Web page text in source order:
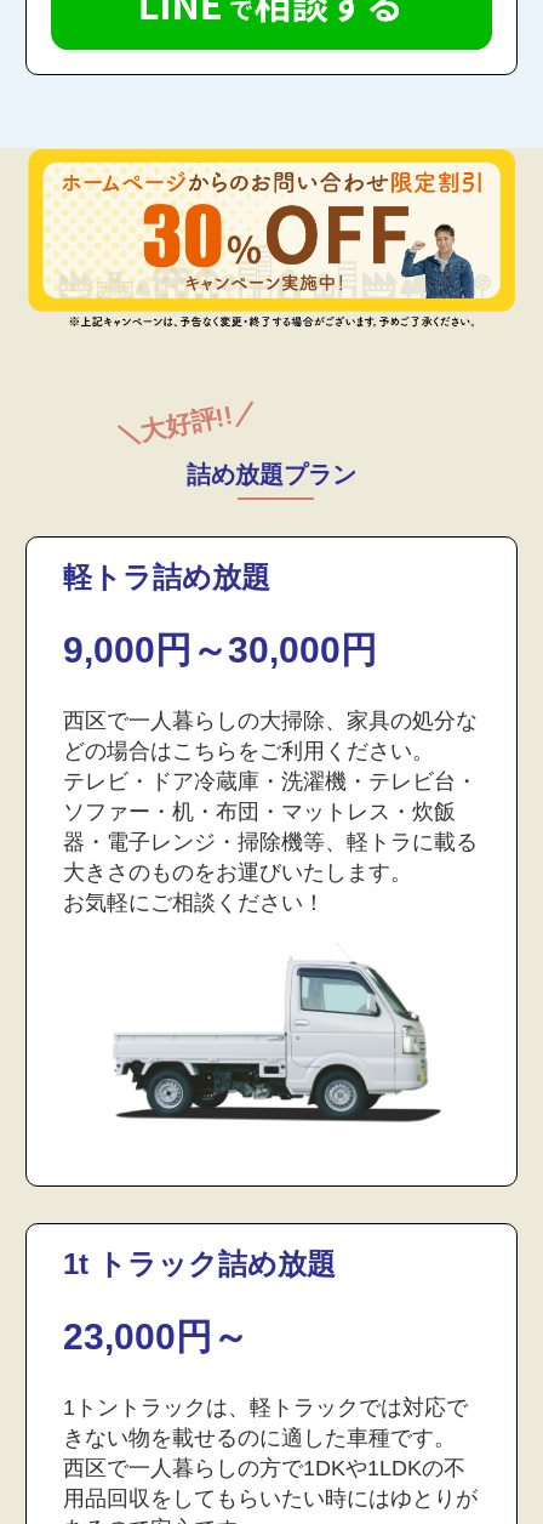
＼大好評!!／
詰め放題プラン
軽トラ詰め放題
9,000円～30,000円
西区で一人暮らしの大掃除、家具の処分な
どの場合はこちらをご利用ください。
テレビ・ドア冷蔵庫・洗濯機・テレビ台・
ソファー・机・布団・マットレス・炊飯
器・電子レンジ・掃除機等、軽トラに載る
大きさのものをお運びいたします。
お気軽にご相談ください！
1t トラック詰め放題
23,000円～
1トントラックは、軽トラックでは対応で
きない物を載せるのに適した車種です。
西区で一人暮らしの方で1DKや1LDKの不
用品回収をしてもらいたい時にはゆとりが